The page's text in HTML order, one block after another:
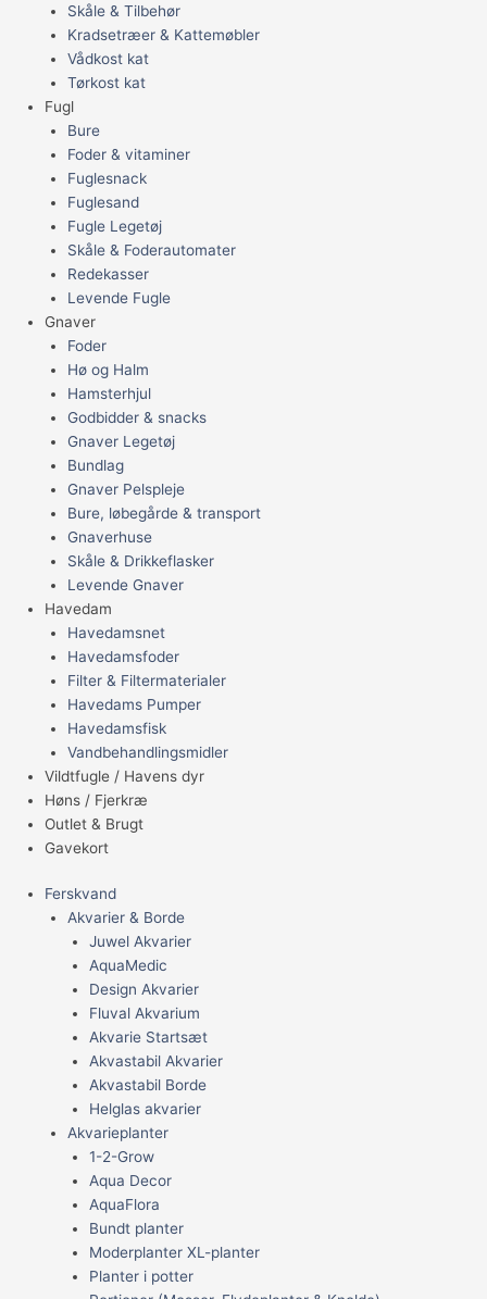
Skåle & Tilbehør
Kradsetræer & Kattemøbler
Vådkost kat
Tørkost kat
Fugl
Bure
Foder & vitaminer
Fuglesnack
Fuglesand
Fugle Legetøj
Skåle & Foderautomater
Redekasser
Levende Fugle
Gnaver
Foder
Hø og Halm
Hamsterhjul
Godbidder & snacks
Gnaver Legetøj
Bundlag
Gnaver Pelspleje
Bure, løbegårde & transport
Gnaverhuse
Skåle & Drikkeflasker
Levende Gnaver
Havedam
Havedamsnet
Havedamsfoder
Filter & Filtermaterialer
Havedams Pumper
Havedamsfisk
Vandbehandlingsmidler
Vildtfugle / Havens dyr
Høns / Fjerkræ
Outlet & Brugt
Gavekort
Ferskvand
Akvarier & Borde
Juwel Akvarier
AquaMedic
Design Akvarier
Fluval Akvarium
Akvarie Startsæt
Akvastabil Akvarier
Akvastabil Borde
Helglas akvarier
Akvarieplanter
1-2-Grow
Aqua Decor
AquaFlora
Bundt planter
Moderplanter XL-planter
Planter i potter